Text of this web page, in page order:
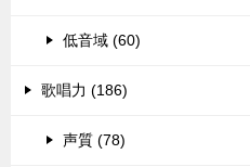
低音域 (60)
歌唱力 (186)
声質 (78)